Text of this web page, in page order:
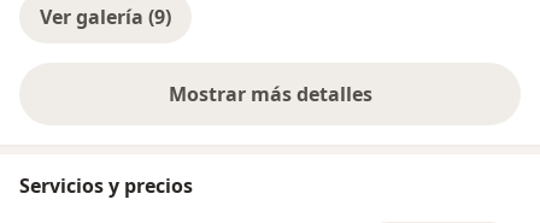
Ver galería (9)
Mostrar más detalles
sobre la experiencia
Servicios y precios